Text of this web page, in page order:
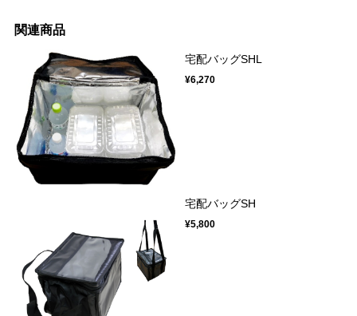
関連商品
宅配バッグSHL
¥6,270
宅配バッグSH
¥5,800